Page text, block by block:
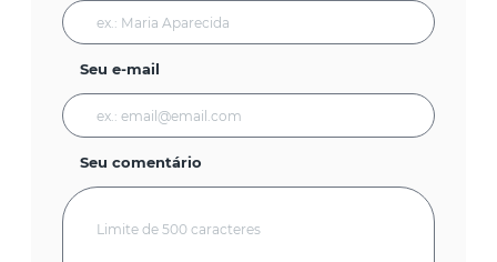
Seu e-mail
Seu comentário